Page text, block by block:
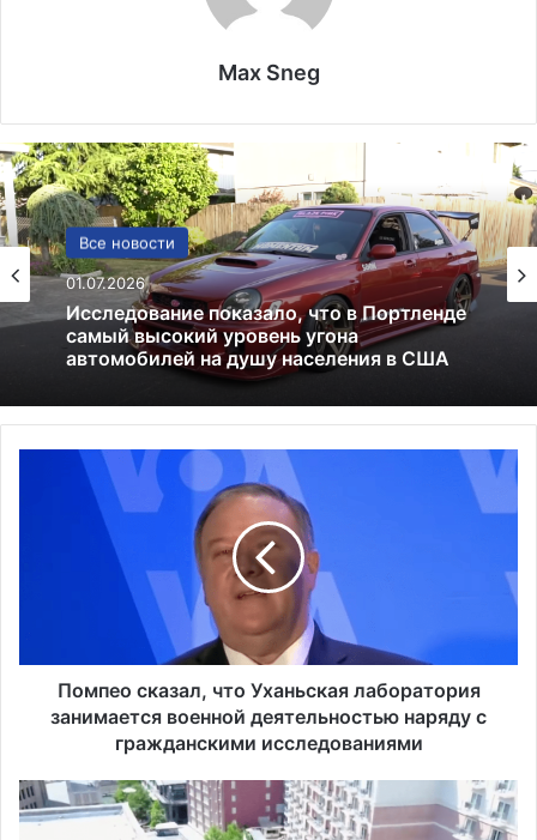
Max Sneg
Все новости
01.07.2026
Исследование показало, что в Портленде
самый высокий уровень угона
автомобилей на душу населения в США
США
13.06.2025
Америка имеет огромный избыток сыра
а
ч
т
Помпео сказал, что Уханьская лаборатория
занимается военной деятельностью наряду с
гражданскими исследованиями
Л
у